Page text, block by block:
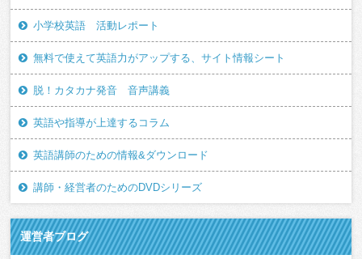
小学校英語 活動レポート
無料で使えて英語力がアップする、サイト情報シート
脱！カタカナ発音 音声講義
英語や指導が上達するコラム
英語講師のための情報&ダウンロード
講師・経営者のためのDVDシリーズ
運営者ブログ